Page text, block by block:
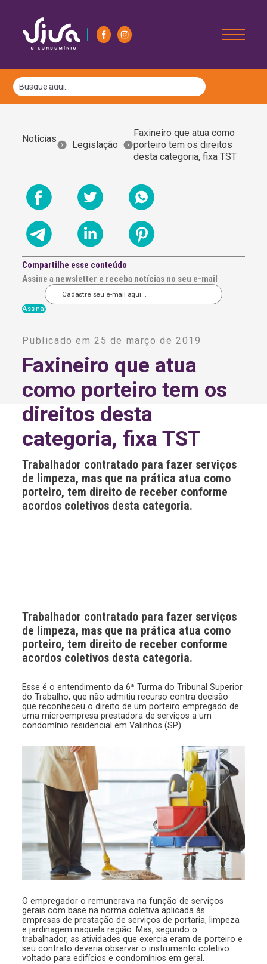
Notícias
Legislação
Faxineiro que atua como
porteiro tem os direitos
desta categoria, fixa TST
Compartilhe esse conteúdo
Assine a newsletter e receba notícias no seu e-mail
t
n
t
v
:
Publicado em 25 de março de 2019
Faxineiro que atua
como porteiro tem os
direitos desta
categoria, fixa TST
Trabalhador contratado para fazer serviços
de limpeza, mas que na prática atua como
porteiro, tem direito de receber conforme
acordos coletivos desta categoria.
Trabalhador contratado para fazer serviços
de limpeza, mas que na prática atua como
porteiro, tem direito de receber conforme
acordos coletivos desta categoria.
Esse é o entendimento da 6ª Turma do Tribunal Superior
do Trabalho, que não admitiu recurso contra decisão
que reconheceu o direito de um porteiro empregado de
uma microempresa prestadora de serviços a um
condomínio residencial em Valinhos (SP).
O empregador o remunerava na função de serviços
gerais com base na norma coletiva aplicada às
empresas de prestação de serviços de portaria, limpeza
e jardinagem naquela região. Mas, segundo o
trabalhador, as atividades que exercia eram de porteiro e
seu contrato deveria observar o instrumento coletivo
voltado para edifícios e condomínios em geral.